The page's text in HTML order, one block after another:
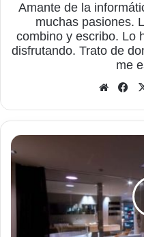
Amante de la
muchas pasiones.
combino y escribo. Lo
disfrutando. Trato de
me
Sitio
Es
posible
una
casa